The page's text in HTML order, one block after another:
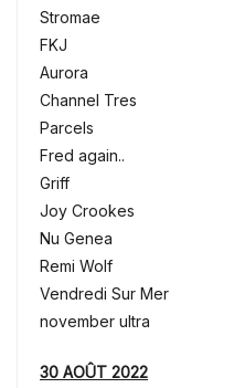
Stromae
FKJ
Aurora
Channel Tres
Parcels
Fred again..
Griff
Joy Crookes
Nu Genea
Remi Wolf
Vendredi Sur Mer
november ultra
30 AOÛT 2022